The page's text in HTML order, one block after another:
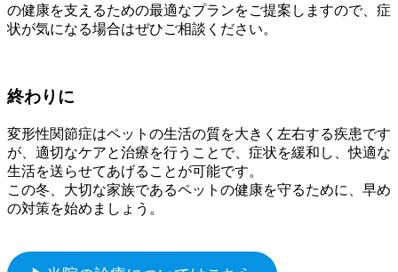
の健康を支えるための最適なプランをご提案しますので、症
状が気になる場合はぜひご相談ください。
終わりに
変形性関節症はペットの生活の質を大きく左右する疾患です
が、適切なケアと治療を行うことで、症状を緩和し、快適な
生活を送らせてあげることが可能です。
この冬、大切な家族であるペットの健康を守るために、早め
の対策を始めましょう。